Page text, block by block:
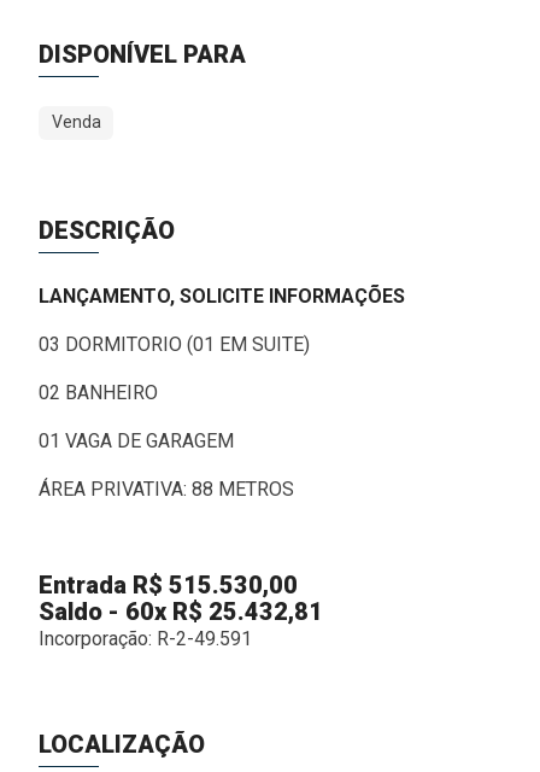
DISPONÍVEL PARA
Venda
DESCRIÇÃO
LANÇAMENTO, SOLICITE INFORMAÇÕES
03 DORMITORIO (01 EM SUITE)
02 BANHEIRO
01 VAGA DE GARAGEM
ÁREA PRIVATIVA: 88 METROS
Entrada R$ 515.530,00
Saldo - 60x R$ 25.432,81
Incorporação: R-2-49.591
LOCALIZAÇÃO